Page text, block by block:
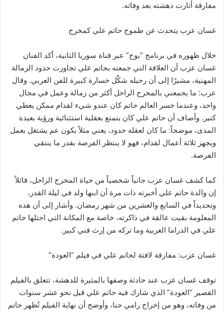
مفارقة أثارت دهشته بعد وفاته.
غسان عزب يتحدث عن طموح حاتم علي كمخرج
خلال ظهوره في برنامج “بوح” عبر قناة سوريا الثانية، أكد الفنان
غسان عزب أن العلاقة التي جمعته بحاتم علي تجاوزت حدود الزمالة
المهنية، مشيرًا إلى أن رحيله شكّل خسارة كبيرة للفن العربي. وقال
عزب: ما يجمعني بالمخرج الراحل أكثر من زمالة وعمل في مجال
واحد، وعندما خسر العالم حاتم كان عندو شيء لقدام ممكن يعطي
كتير. وأضاف أن حاتم علي كان يتمتع بعقلية استثنائية ورؤية بعيدة
المدى، موضحاً: ما كان لعقله حدود، يعني مثلاً بكون عم يشتغل بعمل
ويجهز ثلاثة أعمال لقدام، فهو لا ينتظر الفرصة بقدر ما ينتقي
الفرصة.
كما كشف غسان عزب جانباً شخصياً من حياة المخرج الراحل، قائلاً
إن والدة حاتم علي أخبرته ذات مرة أن ابنها ولد في ليلة القدر،
وتحديداً في السابع والعشرين من شهر رمضان. وأشار إلى أن هذه
المعلومة بقيت عالقة في ذاكرته، خاصة مع المكانة التي احتلها حاتم
علي في الدراما العربية وما تركه من إرث فني كبير.
غسان عزب: مفارقة لافتة لحاتم علي في فيلم “العودة”
توقف غسان عزب عند حادثة وصفها بالمثيرة للدهشة، تتعلق بالفيلم
القصير “العودة” الذي شارك فيه حاتم علي قبل نحو عشر سنوات
من وفاته، وهو من إخراج رامي حنا، وأوضح أن نهاية الفيلم تُظهر حاتم